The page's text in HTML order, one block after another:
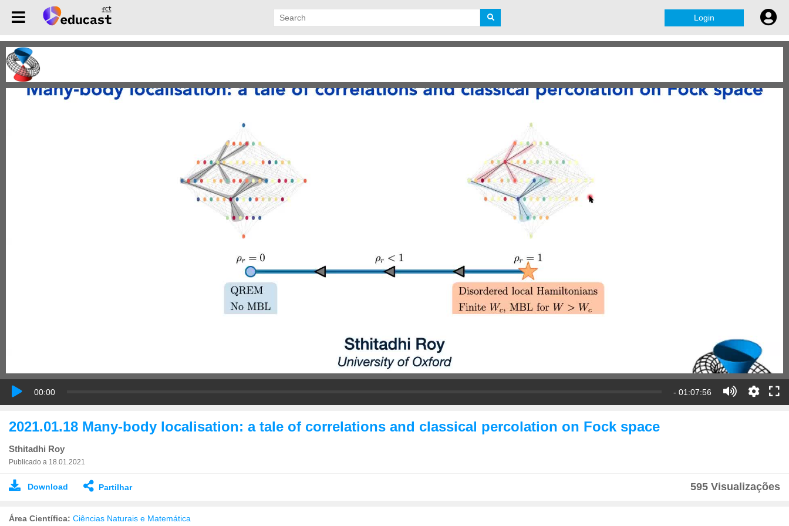
Login
00:00 - 01:07:56
2021.01.18 Many-body localisation: a tale of correlations and classical percolation on Fock space
Sthitadhi Roy
Publicado a 18.01.2021
Download Partilhar 595 Visualizações
Área Científica: Ciências Naturais e Matemática